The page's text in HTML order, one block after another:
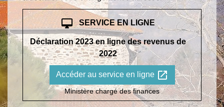
desktop_mac SERVICE EN LIGNE
Déclaration 2023 en ligne des revenus de
2022
Accéder au service en ligne open_in_new
Ministère chargé des finances